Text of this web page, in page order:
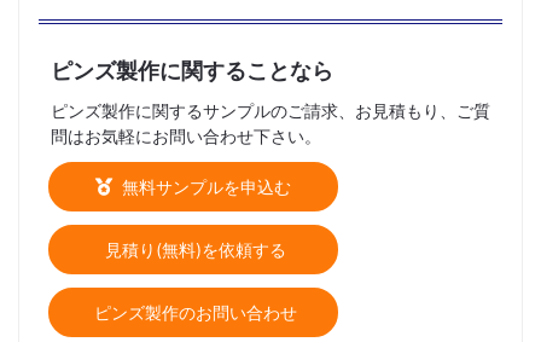
ピンズ製作に関することなら
ピンズ製作に関するサンプルのご請求、お見積もり、ご質
問はお気軽にお問い合わせ下さい。
無料サンプルを申込む
見積り(無料)を依頼する
ピンズ製作のお問い合わせ